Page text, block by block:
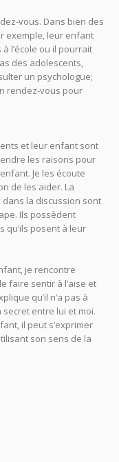
vous. Dans bien des
exemple, leur enfant
l’école ou il pourrait
des adolescents,
un psychologue;
rendez-vous pour
et leur enfant sont
les raisons pour
Je les écoute
de les aider. La
la discussion sont
Ils possèdent
qu’ils posent à leur
je rencontre
faire sentir à l’aise et
qu’il n’a pas à
secret entre lui et moi.
il peut s’exprimer
son sens de la